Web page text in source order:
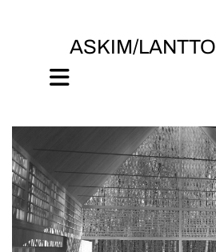
ASKIM/LANTTO